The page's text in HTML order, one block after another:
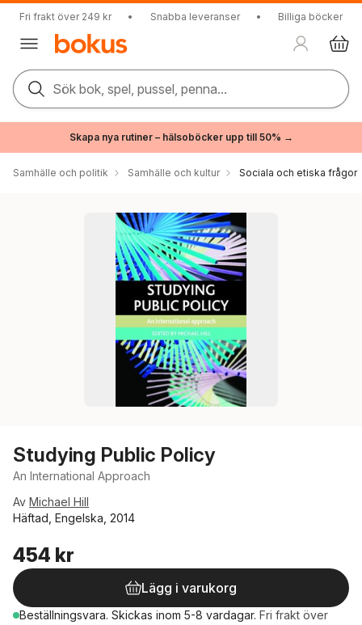
Fri frakt över 249 kr • Snabba leveranser • Billiga böcker
Sök bok, spel, pussel, penna...
Skapa nya rutiner – hälsoböcker upp till 50% →
Samhälle och politik Samhälle och kultur Sociala och etiska frågor
Studying Public Policy
An International Approach
Av Michael Hill
Häftad, Engelska, 2014
454 kr
Lägg i varukorg
Beställningsvara. Skickas inom 5-8 vardagar. Fri frakt över